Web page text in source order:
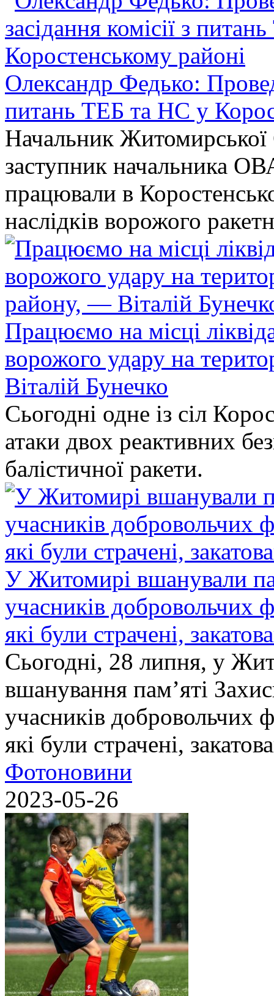
Олександр Федько:
питань ТЕБ та НС у
Начальник
заступник начальника
працювали в
наслідків ворожого
Працюємо на місці
ворожого удару на
Віталій Бунечко
Сьогодні одне із сіл
атаки двох реактивних
балістичної ракети.
У Житомирі вшанували
учасників добровольчих
які були страчені,
Сьогодні, 28 липня, у
вшанування пам’яті
учасників добровольчих
які були страчені,
Фотоновини
2023-05-26